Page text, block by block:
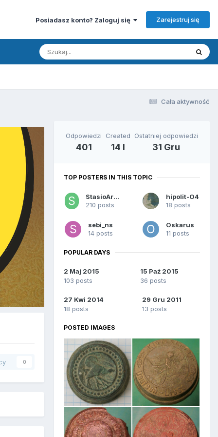
Posiadasz konto? Zaloguj się Zarejestruj się
Cała aktywność
0
Odpowiedzi
401
Created
14 l
Ostatniej odpowiedzi
31 Gru
TOP POSTERS IN THIS TOPIC
StasioArcheo
210 posts
hipolit-O4
18 posts
sebi_ns
14 posts
Oskarus
11 posts
POPULAR DAYS
2 Maj 2015
103 posts
15 Paź 2015
36 posts
27 Kwi 2014
18 posts
29 Gru 2011
13 posts
POSTED IMAGES